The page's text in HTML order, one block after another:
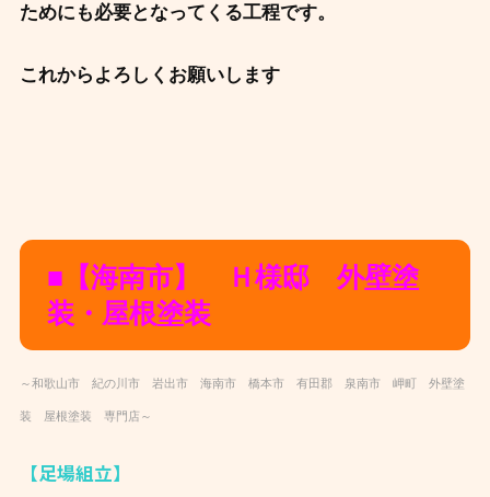
ためにも必要となってくる工程です。
これからよろしくお願いします
■【海南市】 Ｈ様邸 外壁塗
装・屋根塗装
～和歌山市 紀の川市 岩出市 海南市 橋本市 有田郡 泉南市 岬町 外壁塗
装 屋根塗装 専門店～
【足場組立】